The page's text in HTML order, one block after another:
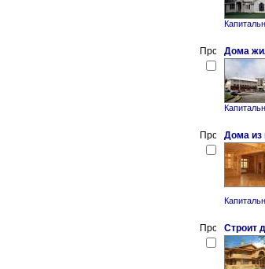
Дома
Дома из
Строит